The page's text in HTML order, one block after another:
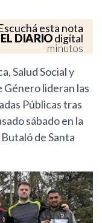
esta nota
EL DIARIOdigital
minutos
Salud Social y
Género lideran las
Públicas tras
sábado en la
de Santa